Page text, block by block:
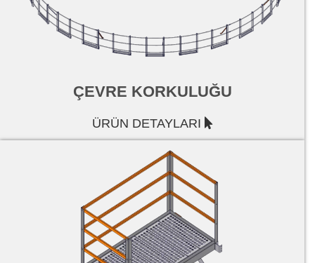
ÇEVRE KORKULUĞU
ÜRÜN DETAYLARI